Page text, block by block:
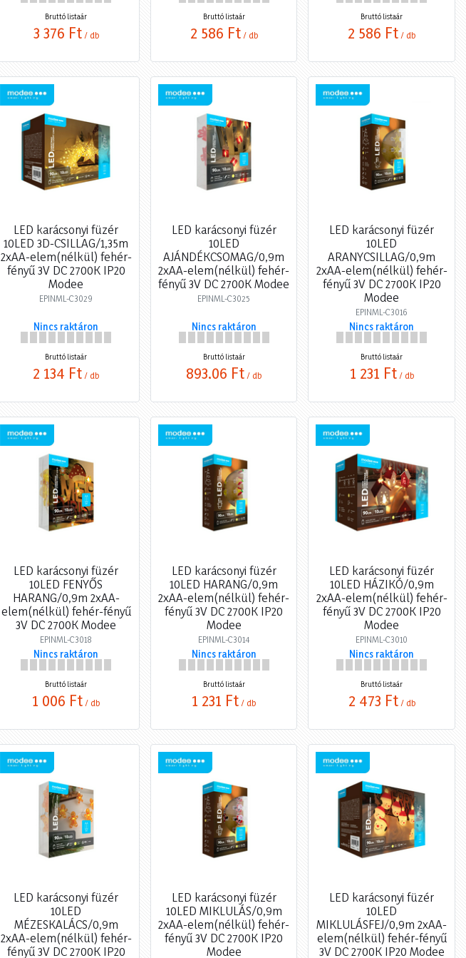
Bruttó listaár
3 376 Ft / db
Bruttó listaár
2 586 Ft / db
Bruttó listaár
2 586 Ft / db
LED karácsonyi füzér
10LED 3D-CSILLAG/1,35m
2xAA-elem(nélkül) fehér-
fényű 3V DC 2700K IP20
Modee
EPINML-C3029
Nincs raktáron
Bruttó listaár
2 134 Ft / db
LED karácsonyi füzér
10LED
AJÁNDÉKCSOMAG/0,9m
2xAA-elem(nélkül) fehér-
fényű 3V DC 2700K Modee
EPINML-C3025
Nincs raktáron
Bruttó listaár
893,06 Ft / db
LED karácsonyi füzér
10LED
ARANYCSILLAG/0,9m
2xAA-elem(nélkül) fehér-
fényű 3V DC 2700K IP20
Modee
EPINML-C3016
Nincs raktáron
Bruttó listaár
1 231 Ft / db
LED karácsonyi füzér
10LED FENYŐS
HARANG/0,9m 2xAA-
elem(nélkül) fehér-fényű
3V DC 2700K Modee
EPINML-C3018
Nincs raktáron
Bruttó listaár
1 006 Ft / db
LED karácsonyi füzér
10LED HARANG/0,9m
2xAA-elem(nélkül) fehér-
fényű 3V DC 2700K IP20
Modee
EPINML-C3014
Nincs raktáron
Bruttó listaár
1 231 Ft / db
LED karácsonyi füzér
10LED HÁZIKÓ/0,9m
2xAA-elem(nélkül) fehér-
fényű 3V DC 2700K IP20
Modee
EPINML-C3010
Nincs raktáron
Bruttó listaár
2 473 Ft / db
LED karácsonyi füzér
10LED
MÉZESKALÁCS/0,9m
2xAA-elem(nélkül) fehér-
fényű 3V DC 2700K IP20
LED karácsonyi füzér
10LED MIKLULÁS/0,9m
2xAA-elem(nélkül) fehér-
fényű 3V DC 2700K IP20
Modee
LED karácsonyi füzér
10LED
MIKLULÁSFEJ/0,9m 2xAA-
elem(nélkül) fehér-fényű
3V DC 2700K IP20 Modee